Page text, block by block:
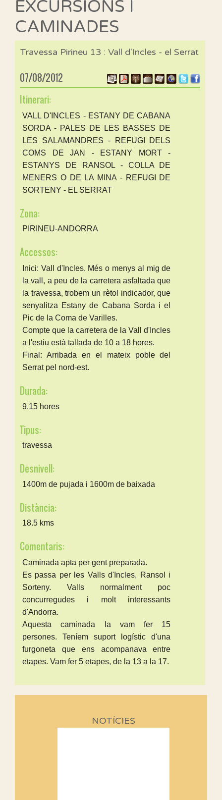
EXCURSIONS I
CAMINADES
Travessa Pirineu 13 : Vall d'Incles - el Serrat
07/08/2012
Itinerari:
VALL D'INCLES - ESTANY DE CABANA
SORDA - PALES DE LES BASSES DE
LES SALAMANDRES - REFUGI DELS
COMS DE JAN - ESTANY MORT -
ESTANYS DE RANSOL - COLLA DE
MENERS O DE LA MINA - REFUGI DE
SORTENY - EL SERRAT
Zona:
PIRINEU-ANDORRA
Accessos:
Inici: Vall d'Incles. Més o menys al mig de
la vall, a peu de la carretera asfaltada que
la travessa, trobem un rètol indicador, que
senyalitza Estany de Cabana Sorda i el
Pic de la Coma de Varilles.
Compte que la carretera de la Vall d'Incles
a l'estiu està tallada de 10 a 18 hores.
Final: Arribada en el mateix poble del
Serrat pel nord-est.
Durada:
9.15 hores
Tipus:
travessa
Desnivell:
1400m de pujada i 1600m de baixada
Distància:
18.5 kms
Comentaris:
Caminada apta per gent preparada.
Es passa per les Valls d'Incles, Ransol i
Sorteny. Valls normalment poc
concurregudes i molt interessants
d'Andorra.
Aquesta caminada la vam fer 15
persones. Teníem suport logístic d'una
furgoneta que ens acompanava entre
etapes. Vam fer 5 etapes, de la 13 a la 17.
NOTÍCIES